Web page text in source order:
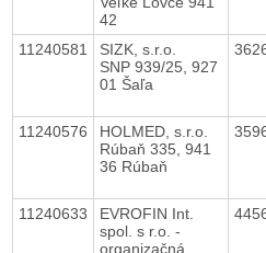
42
11240581
SIZK, s.r.o.
SNP 939/25, 927
01 Šaľa
11240576
HOLMED, s.r.o.
Rúbaň 335, 941
36 Rúbaň
11240633
EVROFIN Int.
spol. s r.o. -
organizačná